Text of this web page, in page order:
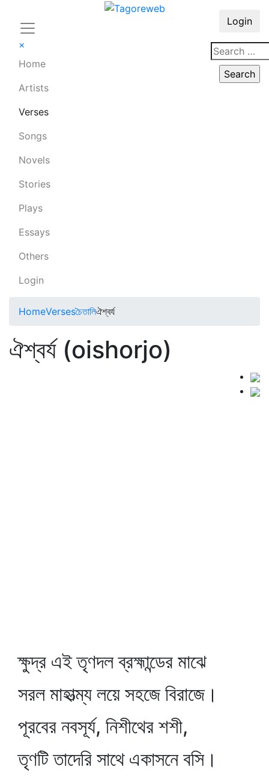
×
Home
Artists
Verses
Songs
Novels
Stories
Plays
Essays
Others
Login
Login
HomeVersesচৈতালিঐশ্বর্য
ঐশ্বর্য (oishorjo)
ক্ষুদ্র এই তৃণদল ব্রহ্মান্ডের মাঝে
সরল মাহাত্ম্য লয়ে সহজে বিরাজে।
পূরবের নবসূর্য, নিশীথের শশী,
তৃণটি তাদেরি সাথে একাসনে বসি।